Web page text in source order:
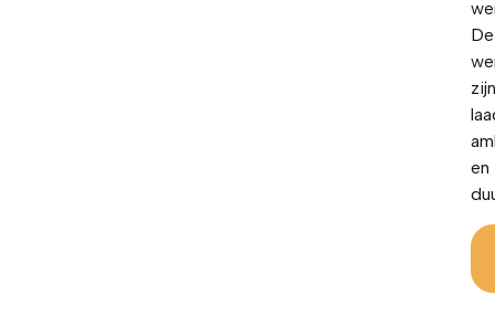
De
zijn
en